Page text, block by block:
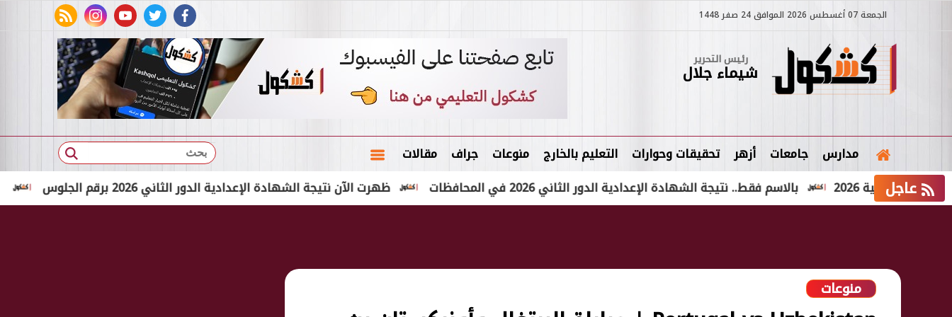
الجمعة 07 أغسطس 2026 الموافق 24 صفر 1448
facebook
twitter
youtube
instagram
rss feed
رئيس التحرير
شيماء جلال
مدارس جامعات أزهر تحقيقات وحوارات التعليم بالخارج منوعات جراف مقالات بحث
عاجل بالاسم الثلاثي ظهرت الآن نتيجة الشهادة الإعدادية الدور الثاني 2026 برقم الجلوس بالاسم فقط.. نتيجة الشهادة الإعدادية الدور الثاني 2026 في المحافظات 2026
منوعات